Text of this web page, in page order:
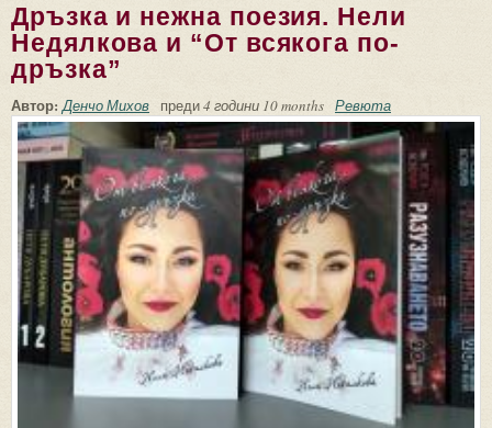
Дръзка и нежна поезия. Нели
Недялкова и “От всякога по-
дръзка”
Автор: Денчо Михов преди4 години 10 months Ревюта